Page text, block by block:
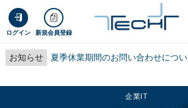
ログイン 新規会員登録
お知らせ 夏季休業期間のお問い合わせにつ
企業IT